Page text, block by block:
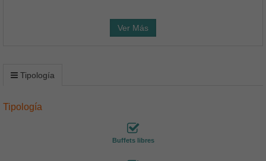
Ver Más
Tipología
Tipología
Buffets libres